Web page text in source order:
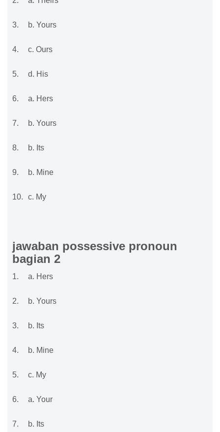
3. b. Yours
4. c. Ours
5. d. His
6. a. Hers
7. b. Yours
8. b. Its
9. b. Mine
10. c. My
jawaban possessive pronoun
bagian 2
1. a. Hers
2. b. Yours
3. b. Its
4. b. Mine
5. c. My
6. a. Your
7. b. Its